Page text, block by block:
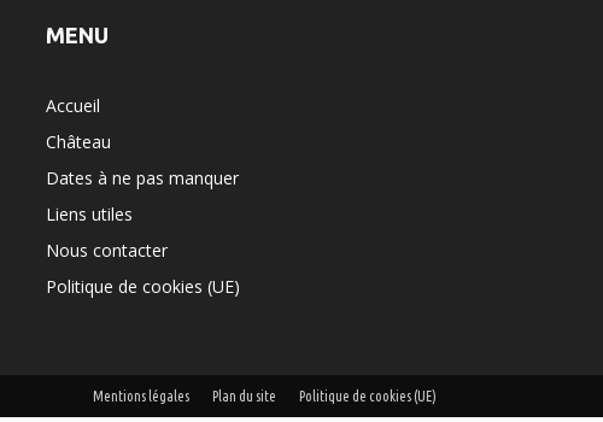
MENU
Accueil
Château
Dates à ne pas manquer
Liens utiles
Nous contacter
Politique de cookies (UE)
Mentions légales Plan du site Politique de cookies (UE)